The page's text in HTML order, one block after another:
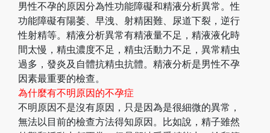
男性不孕的原因分為性功能障礙和精液分析異常。性
功能障礙有陽萎、早洩、射精困難、尿道下裂，逆行
性射精等。精液分析異常有精液量不足，精液液化時
間太慢，精虫濃度不足，精虫活動力不足，異常精虫
過多，發炎及自體抗精虫抗體。精液分析是男性不孕
因素最重要的檢查。
為什麼有不明原因的不孕症
不明原因不是沒有原因，只是因為是很細微的異常，
無法以目前的檢查方法得知原因。比如說，精子雖然